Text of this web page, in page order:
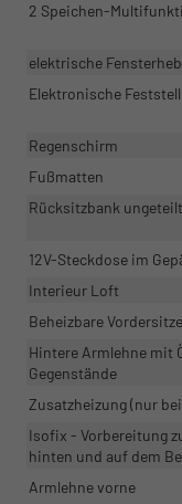
2 Speichen-
elektrische
Elektronische
Regenschirm
Fußmatten
Rücksitzbank
12V-Steckdose im
Interieur Loft
Beheizbare Vordersitze
Hintere Armlehne mit
Gegenstände
Zusatzheizung (nur
Isofix - Vorbereitung
hinten und auf dem
Armlehne vorne